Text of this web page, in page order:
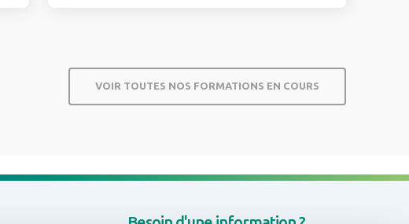
VOIR TOUTES NOS FORMATIONS EN COURS